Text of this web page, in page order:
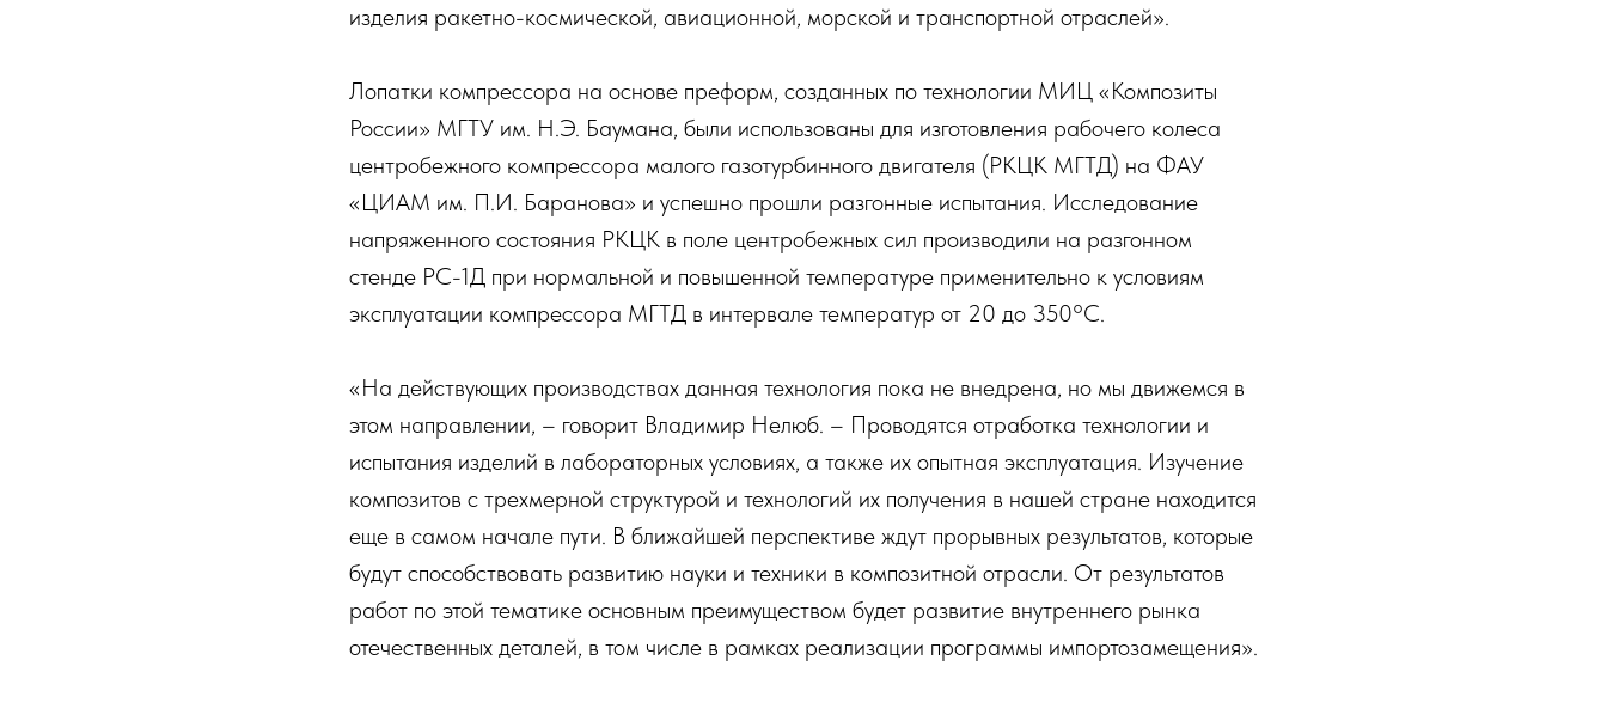
изделия ракетно-космической, авиационной, морской и транспортной отраслей».
Лопатки компрессора на основе преформ, созданных по технологии МИЦ «Композиты
России» МГТУ им. Н.Э. Баумана, были использованы для изготовления рабочего колеса
центробежного компрессора малого газотурбинного двигателя (РКЦК МГТД) на ФАУ
«ЦИАМ им. П.И. Баранова» и успешно прошли разгонные испытания. Исследование
напряженного состояния РКЦК в поле центробежных сил производили на разгонном
стенде РС-1Д при нормальной и повышенной температуре применительно к условиям
эксплуатации компрессора МГТД в интервале температур от 20 до 350°C.
«На действующих производствах данная технология пока не внедрена, но мы движемся в
этом направлении, – говорит Владимир Нелюб. – Проводятся отработка технологии и
испытания изделий в лабораторных условиях, а также их опытная эксплуатация. Изучение
композитов с трехмерной структурой и технологий их получения в нашей стране находится
еще в самом начале пути. В ближайшей перспективе ждут прорывных результатов, которые
будут способствовать развитию науки и техники в композитной отрасли. От результатов
работ по этой тематике основным преимуществом будет развитие внутреннего рынка
отечественных деталей, в том числе в рамках реализации программы импортозамещения».